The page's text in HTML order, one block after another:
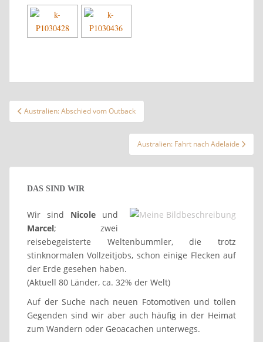
Beitragsnavigation
Australien: Abschied vom Outback
Australien: Fahrt nach Adelaide
DAS SIND WIR
Wir sind Nicole und
Marcel; zwei
reisebegeisterte Weltenbummler, die trotz
stinknormalen Vollzeitjobs, schon einige Flecken auf
der Erde gesehen haben.
(Aktuell 80 Länder, ca. 32% der Welt)
Auf der Suche nach neuen Fotomotiven und tollen
Gegenden sind wir aber auch häufig in der Heimat
zum Wandern oder Geoacachen unterwegs.